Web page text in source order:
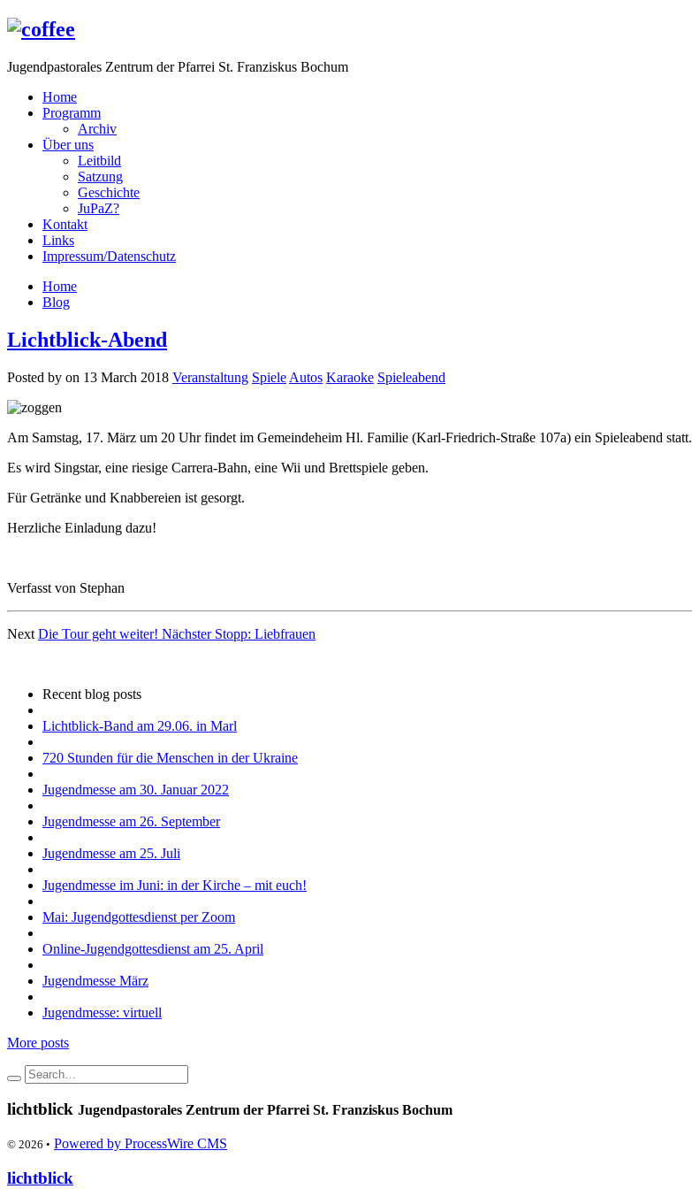
Jugendpastorales Zentrum der Pfarrei St. Franziskus Bochum
Home
Programm
Archiv
Über uns
Leitbild
Satzung
Geschichte
JuPaZ?
Kontakt
Links
Impressum/Datenschutz
Home
Blog
Lichtblick-Abend
Posted by on 13 March 2018 Veranstaltung Spiele Autos Karaoke Spieleabend
Am Samstag, 17. März um 20 Uhr findet im Gemeindeheim Hl. Familie (Karl-Friedrich-Straße 107a) ein Spieleabend statt.
Es wird Singstar, eine riesige Carrera-Bahn, eine Wii und Brettspiele geben.
Für Getränke und Knabbereien ist gesorgt.
Herzliche Einladung dazu!
Verfasst von Stephan
Next Die Tour geht weiter! Nächster Stopp: Liebfrauen
Recent blog posts
Lichtblick-Band am 29.06. in Marl
720 Stunden für die Menschen in der Ukraine
Jugendmesse am 30. Januar 2022
Jugendmesse am 26. September
Jugendmesse am 25. Juli
Jugendmesse im Juni: in der Kirche – mit euch!
Mai: Jugendgottesdienst per Zoom
Online-Jugendgottesdienst am 25. April
Jugendmesse März
Jugendmesse: virtuell
More posts
lichtblick Jugendpastorales Zentrum der Pfarrei St. Franziskus Bochum
© 2026 • Powered by ProcessWire CMS
lichtblick